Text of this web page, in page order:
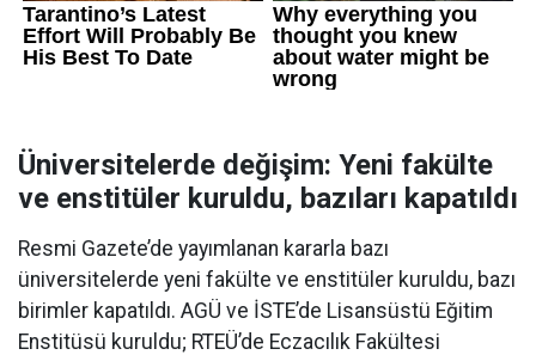
Üniversitelerde değişim: Yeni fakülte
ve enstitüler kuruldu, bazıları kapatıldı
Resmi Gazete’de yayımlanan kararla bazı
üniversitelerde yeni fakülte ve enstitüler kuruldu, bazı
birimler kapatıldı. AGÜ ve İSTE’de Lisansüstü Eğitim
Enstitüsü kuruldu; RTEÜ’de Eczacılık Fakültesi